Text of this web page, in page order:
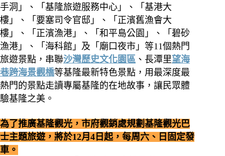
手洞」、「基隆旅遊服務中心」、「基港大
樓」、「要塞司令官邸」、「正濱舊漁會大
樓」、「正濱漁港」、「和平島公園」、「碧砂
漁港」、「海科館」及「廟口夜市」等11個熱門
旅遊景點，串聯沙灣歷史文化園區 、長潭里望海
巷跨海景觀橋等基隆最新特色景點，用最深度最
熱門的景點走讀專屬基隆的在地故事，讓民眾體
驗基隆之美。
為了推廣基隆觀光，市府觀銷處規劃基隆觀光巴
士主題旅遊，將於12月4日起，每周六、日固定發
車。